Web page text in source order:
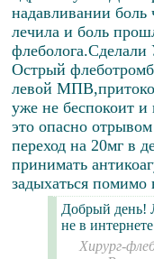
надавливании
лечила и боль
Острый
левой
уже не беспокоит
это опасно
переход на 20мг в
принимать
задыхаться помимо
Добрый день!
не в
Хирург-